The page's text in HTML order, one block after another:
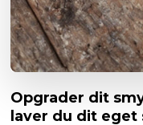
Opgrader dit
laver du dit